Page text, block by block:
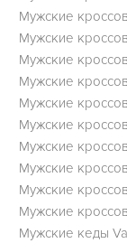
Мужские
Мужские
Мужские
Мужские
Мужские
Мужские
Мужские
Мужские
Мужские
Мужские
Мужские кеды